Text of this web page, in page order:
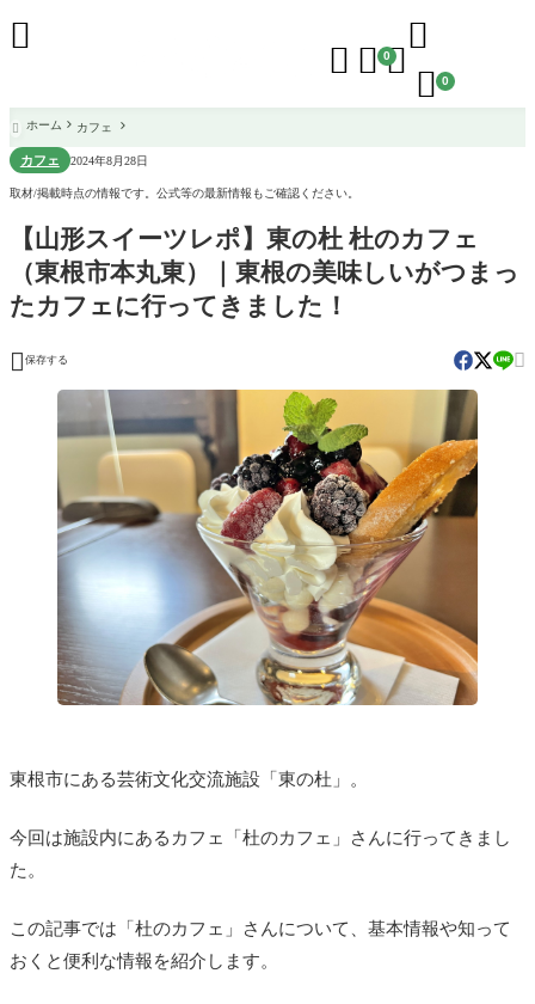
  0

 0

 ホーム カフェ
カフェ 2024年8月28日
取材/掲載時点の情報です。公式等の最新情報もご確認ください。
【山形スイーツレポ】東の杜 杜のカフェ
（東根市本丸東）｜東根の美味しいがつまっ
たカフェに行ってきました！
 保存する 
東根市にある芸術文化交流施設「東の杜」。
今回は施設内にあるカフェ「杜のカフェ」さんに行ってきまし
た。
この記事では「杜のカフェ」さんについて、基本情報や知って
おくと便利な情報を紹介します。